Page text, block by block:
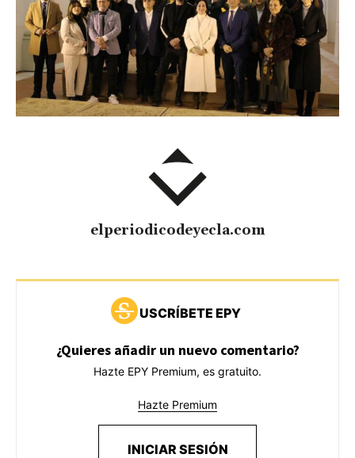
elperiodicodeyecla.com
USCRÍBETE EPY
¿Quieres añadir un nuevo comentario?
Hazte EPY Premium, es gratuito.
Hazte Premium
INICIAR SESIÓN